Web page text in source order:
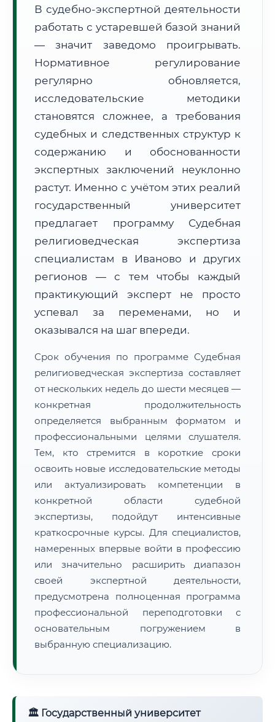
Формат учебы:
Дистанционно
🗺️ Зона обслуживания: г. Иваново
Расчет логистики оригиналов:
• Маршрут транзита: ~2 575 км
• Экспресс-доставка СДЭК / Почтой:
4–6 рабочих дней
📜 Документы и аккредитация ФИС ФРДО
🔍Нажмите на документ для увеличения и просмотра
В судебно-экспертной деятельности
работать с устаревшей базой знаний
— значит заведомо проигрывать.
Нормативное регулирование
регулярно обновляется,
исследовательские методики
становятся сложнее, а требования
судебных и следственных структур к
содержанию и обоснованности
экспертных заключений неуклонно
растут. Именно с учётом этих реалий
государственный университет
предлагает программу Судебная
религиоведческая экспертиза
специалистам в Иваново и других
регионов — с тем чтобы каждый
практикующий эксперт не просто
успевал за переменами, но и
оказывался на шаг впереди.
Срок обучения по программе Судебная
религиоведческая экспертиза составляет
от нескольких недель до шести месяцев —
конкретная продолжительность
определяется выбранным форматом и
профессиональными целями слушателя.
Тем, кто стремится в короткие сроки
освоить новые исследовательские методы
или актуализировать компетенции в
конкретной области судебной
экспертизы, подойдут интенсивные
краткосрочные курсы. Для специалистов,
намеренных впервые войти в профессию
или значительно расширить диапазон
своей экспертной деятельности,
предусмотрена полноценная программа
профессиональной переподготовки с
основательным погружением в
выбранную специализацию.
🏛 Государственный университет